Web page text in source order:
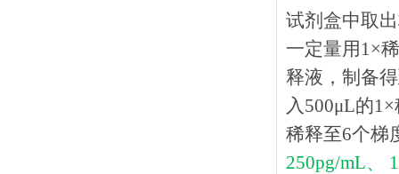
试剂盒中取
一定量用1×
释液，制备
入500μL的
稀释至6个梯
250pg/mL、